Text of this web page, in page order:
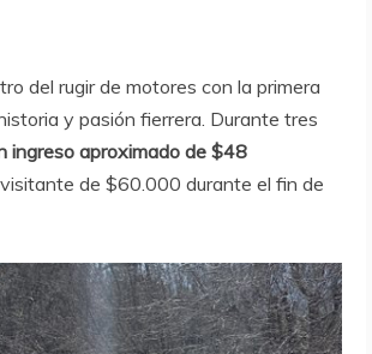
del rugir de motores con la primera
y pasión fierrera. Durante tres
ingreso aproximado de $48
de $60.000 durante el fin de